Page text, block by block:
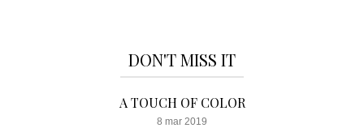
DON'T MISS IT
A TOUCH OF COLOR
8 mar 2019